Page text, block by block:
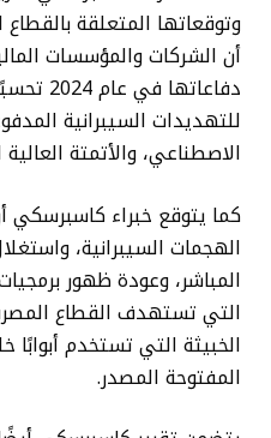
أن الشركات والمؤسسات
للتهديدات السيبرانية
الاصطناعي، والأتمتة العالية
الهجمات السيبرانية،
المباشر، وعودة ظهور
التي تستهدف القطاع
الخبيثة التي تستخدم أبوابًا
المفتوحة المصدر.